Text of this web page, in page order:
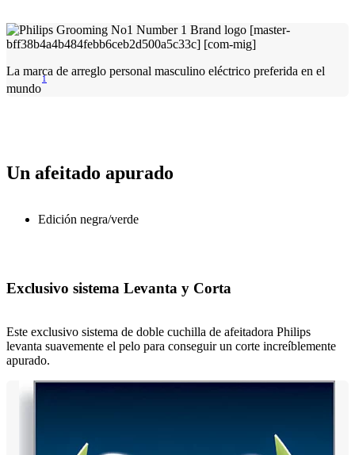
La marca de arreglo personal masculino eléctrico preferida en el
mundo
1
Un afeitado apurado
Edición negra/verde
Exclusivo sistema Levanta y Corta
Este exclusivo sistema de doble cuchilla de afeitadora Philips
levanta suavemente el pelo para conseguir un corte increíblemente
apurado.